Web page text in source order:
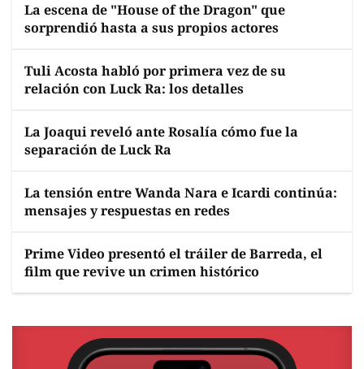
La escena de "House of the Dragon" que
sorprendió hasta a sus propios actores
Tuli Acosta habló por primera vez de su
relación con Luck Ra: los detalles
La Joaqui reveló ante Rosalía cómo fue la
separación de Luck Ra
La tensión entre Wanda Nara e Icardi continúa:
mensajes y respuestas en redes
Prime Video presentó el tráiler de Barreda, el
film que revive un crimen histórico